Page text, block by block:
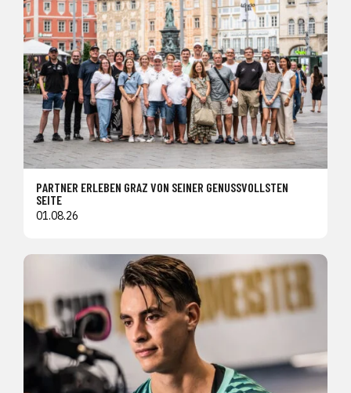
PARTNER ERLEBEN GRAZ VON SEINER GENUSSVOLLSTEN
SEITE
01.08.26